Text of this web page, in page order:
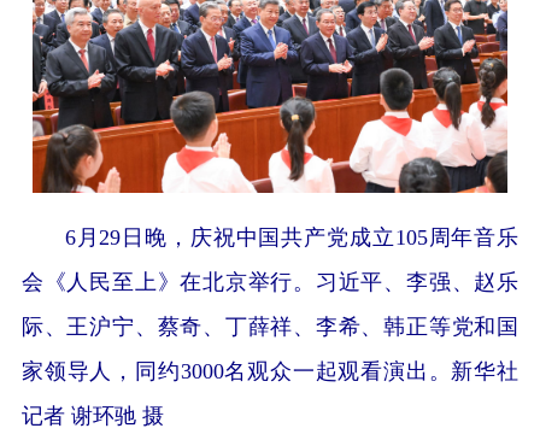
6月29日晚，庆祝中国共产党成立105周年音乐
会《人民至上》在北京举行。习近平、李强、赵乐
际、王沪宁、蔡奇、丁薛祥、李希、韩正等党和国
家领导人，同约3000名观众一起观看演出。新华社
记者 谢环驰 摄